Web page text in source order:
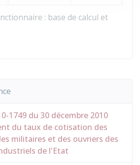
: base de calcul et
1749 du 30 décembre 2010
du taux de cotisation des
militaires et des ouvriers des
de l'Etat